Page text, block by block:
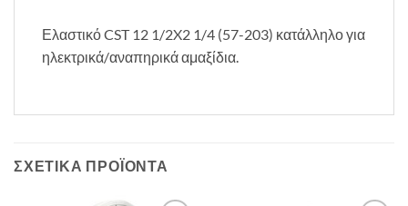
Ελαστικό CST 12 1/2X2 1/4 (57-203) κατάλληλο για
ηλεκτρικά/αναπηρικά αμαξίδια.
ΣΧΕΤΙΚΆ ΠΡΟΪΌΝΤΑ